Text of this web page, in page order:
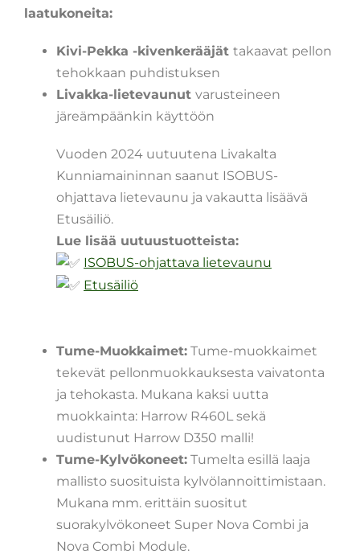
laatukoneita:
Kivi-Pekka -kivenkerääjät takaavat pellon
tehokkaan puhdistuksen
Livakka-lietevaunut varusteineen
järeämpäänkin käyttöön
Vuoden 2024 uutuutena Livakalta
Kunniamaininnan saanut ISOBUS-
ohjattava lietevaunu ja vakautta lisäävä
Etusäiliö.
Lue lisää uutuustuotteista:
ISOBUS-ohjattava lietevaunu
Etusäiliö
Tume-Muokkaimet: Tume-muokkaimet
tekevät pellonmuokkauksesta vaivatonta
ja tehokasta. Mukana kaksi uutta
muokkainta: Harrow R460L sekä
uudistunut Harrow D350 malli!
Tume-Kylvökoneet: Tumelta esillä laaja
mallisto suosituista kylvölannoittimistaan.
Mukana mm. erittäin suositut
suorakylvökoneet Super Nova Combi ja
Nova Combi Module.